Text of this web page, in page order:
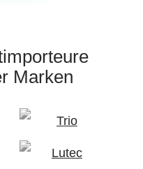
Marken